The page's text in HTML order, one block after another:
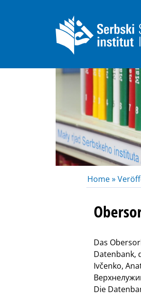
Home »
Das
Datenbank,
Ivčenko,
Die